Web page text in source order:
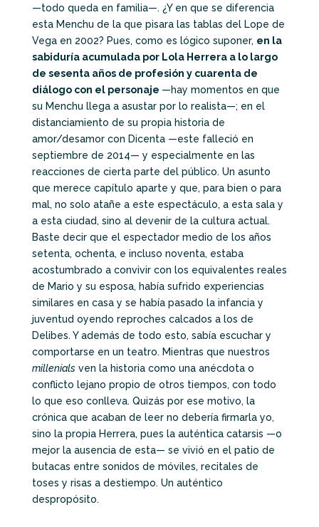
—todo queda en familia—. ¿Y en que se diferencia
esta Menchu de la que pisara las tablas del Lope de
Vega en 2002? Pues, como es lógico suponer, en la
sabiduría acumulada por Lola Herrera a lo largo
de sesenta años de profesión y cuarenta de
diálogo con el personaje —hay momentos en que
su Menchu llega a asustar por lo realista—; en el
distanciamiento de su propia historia de
amor/desamor con Dicenta —este falleció en
septiembre de 2014— y especialmente en las
reacciones de cierta parte del público. Un asunto
que merece capítulo aparte y que, para bien o para
mal, no solo atañe a este espectáculo, a esta sala y
a esta ciudad, sino al devenir de la cultura actual.
Baste decir que el espectador medio de los años
setenta, ochenta, e incluso noventa, estaba
acostumbrado a convivir con los equivalentes reales
de Mario y su esposa, había sufrido experiencias
similares en casa y se había pasado la infancia y
juventud oyendo reproches calcados a los de
Delibes. Y además de todo esto, sabía escuchar y
comportarse en un teatro. Mientras que nuestros
millenialsven la historia como una anécdota o
conflicto lejano propio de otros tiempos, con todo
lo que eso conlleva. Quizás por ese motivo, la
crónica que acaban de leer no debería firmarla yo,
sino la propia Herrera, pues la auténtica catarsis —o
mejor la ausencia de esta— se vivió en el patio de
butacas entre sonidos de móviles, recitales de
toses y risas a destiempo. Un auténtico
despropósito.